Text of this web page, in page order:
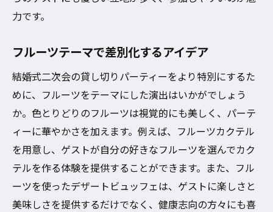
力です。
フルーツテーマで差別化するアイデア
結婚式二次会の貸し切りパーティーをより特別にするた
めに、フルーツをテーマにした演出はいかがでしょう
か。色とりどりのフルーツは視覚的にも美しく、パーテ
ィーに華やかさを加えます。例えば、フルーツカクテル
を用意し、ゲストが自分の好きなフルーツを選んでカク
テルを作る体験を提供することができます。また、フル
ーツを使ったデザートビュッフェは、ゲストに楽しさと
美味しさを提供するだけでなく、健康志向の方々にも喜